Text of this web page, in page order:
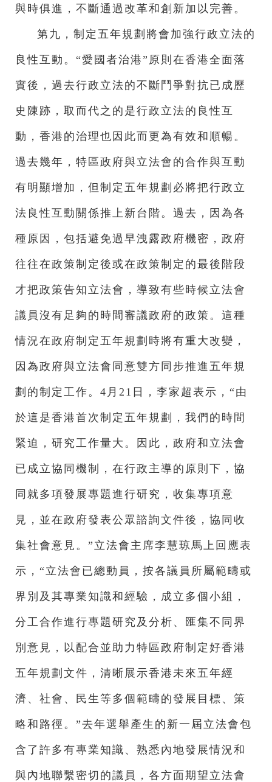
與時俱進，不斷通過改革和創新加以完善。
第九，制定五年規劃將會加強行政立法的
良性互動。“愛國者治港”原則在香港全面落
實後，過去行政立法的不斷鬥爭對抗已成歷
史陳跡，取而代之的是行政立法的良性互
動，香港的治理也因此而更為有效和順暢。
過去幾年，特區政府與立法會的合作與互動
有明顯增加，但制定五年規劃必將把行政立
法良性互動關係推上新台階。過去，因為各
種原因，包括避免過早洩露政府機密，政府
往往在政策制定後或在政策制定的最後階段
才把政策告知立法會，導致有些時候立法會
議員沒有足夠的時間審議政府的政策。這種
情況在政府制定五年規劃時將有重大改變，
因為政府與立法會同意雙方同步推進五年規
劃的制定工作。4月21日，李家超表示，“由
於這是香港首次制定五年規劃，我們的時間
緊迫，研究工作量大。因此，政府和立法會
已成立協同機制，在行政主導的原則下，協
同就多項發展專題進行研究，收集專項意
見，並在政府發表公眾諮詢文件後，協同收
集社會意見。”立法會主席李慧琼馬上回應表
示，“立法會已總動員，按各議員所屬範疇或
界別及其專業知識和經驗，成立多個小組，
分工合作進行專題研究及分析、匯集不同界
別意見，以配合並助力特區政府制定好香港
五年規劃文件，清晰展示香港未來五年經
濟、社會、民生等多個範疇的發展目標、策
略和路徑。”去年選舉產生的新一屆立法會包
含了許多有專業知識、熟悉內地發展情況和
與內地聯繫密切的議員，各方面期望立法會